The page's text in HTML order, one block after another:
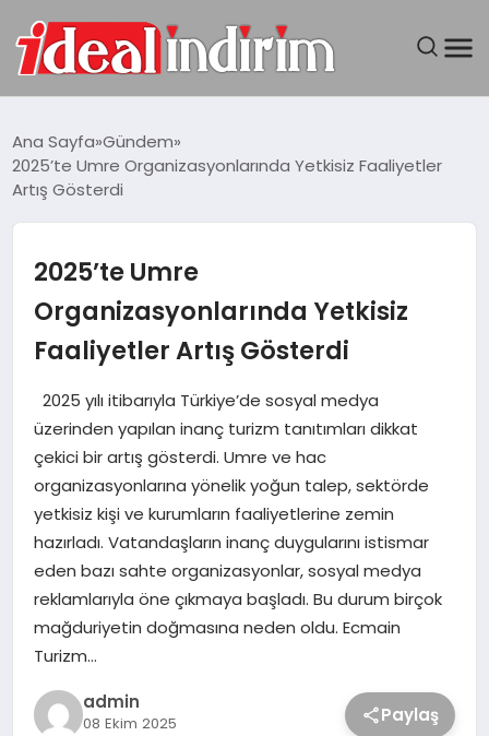
BILGISAYAR
TEKNOLOJI
YAŞAM
Ana Sayfa Gündem
2025’te Umre Organizasyonlarında Yetkisiz Faaliyetler
Artış Gösterdi
2025’te Umre
Organizasyonlarında Yetkisiz
Faaliyetler Artış Gösterdi
2025 yılı itibarıyla Türkiye’de sosyal medya
üzerinden yapılan inanç turizm tanıtımları dikkat
çekici bir artış gösterdi. Umre ve hac
organizasyonlarına yönelik yoğun talep, sektörde
yetkisiz kişi ve kurumların faaliyetlerine zemin
hazırladı. Vatandaşların inanç duygularını istismar
eden bazı sahte organizasyonlar, sosyal medya
reklamlarıyla öne çıkmaya başladı. Bu durum birçok
mağduriyetin doğmasına neden oldu. Ecmain
Turizm…
admin
08 Ekim 2025 Paylaş